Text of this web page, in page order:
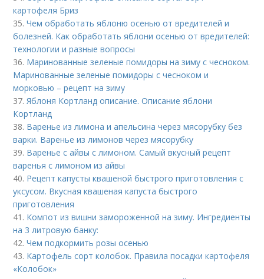
картофеля Бриз
35.Чем обработать яблоню осенью от вредителей и
болезней. Как обработать яблони осенью от вредителей:
технологии и разные вопросы
36. Маринованные зеленые помидоры на зиму с чесноком.
Маринованные зеленые помидоры с чесноком и
морковью – рецепт на зиму
37.Яблоня Кортланд описание. Описание яблони
Кортланд
38. Варенье из лимона и апельсина через мясорубку без
варки. Варенье из лимонов через мясорубку
39. Варенье с айвы с лимоном. Самый вкусный рецепт
варенья с лимоном из айвы
40. Рецепт капусты квашеной быстрого приготовления с
уксусом. Вкусная квашеная капуста быстрого
приготовления
41. Компот из вишни замороженной на зиму. Ингредиенты
на 3 литровую банку:
42.Чем подкормить розы осенью
43. Картофель сорт колобок. Правила посадки картофеля
«Колобок»